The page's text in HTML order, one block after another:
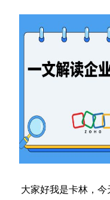
大家好我是卡林，今